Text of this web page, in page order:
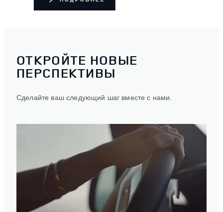
ОТКРОЙТЕ НОВЫЕ
ПЕРСПЕКТИВЫ
Сделайте ваш следующий шаг вместе с нами.